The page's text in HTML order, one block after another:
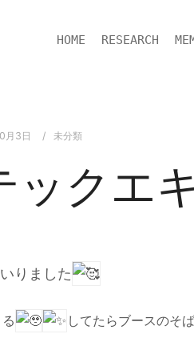
HOME RESEARCH
月3日 未分類
ックエ
りました
してたらブースのそ